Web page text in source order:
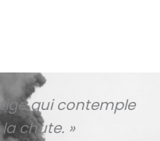
qui contemple
chute. »